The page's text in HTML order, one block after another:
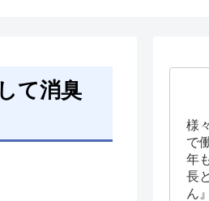
て消臭
様
で
年
長
ん